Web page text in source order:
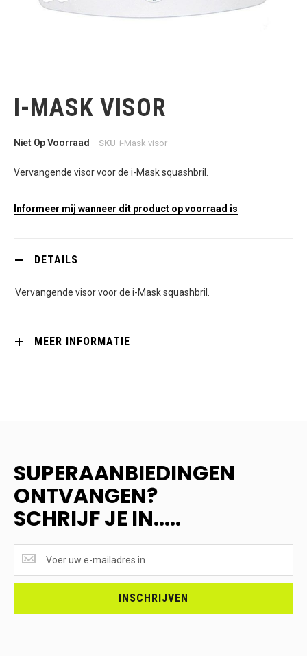
begin
van
afbeeldingen-
I-MASK VISOR
Niet Op Voorraad SKU i-Mask visor
Vervangende visor voor de i-Mask squashbril.
Informeer mij wanneer dit product op voorraad is
DETAILS
Vervangende visor voor de i-Mask squashbril.
MEER INFORMATIE
SUPERAANBIEDINGEN
ONTVANGEN?
SCHRIJF JE IN.....
ONTVANGEN?
<br>SCHRIJF
INSCHRIJVEN